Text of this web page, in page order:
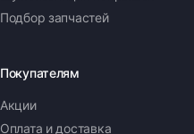
Подбор запчастей
Покупателям
Акции
Оплата и доставка